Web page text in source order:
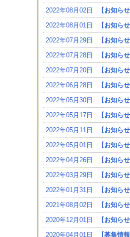
2022年08月02日
【お知ら
2022年08月01日
【お知ら
2022年07月29日
【お知ら
2022年07月28日
【お知ら
2022年07月20日
【お知ら
2022年06月28日
【お知ら
2022年05月30日
【お知ら
2022年05月17日
【お知ら
2022年05月11日
【お知ら
2022年05月01日
【お知ら
2022年04月26日
【お知ら
2022年03月29日
【お知ら
2022年01月31日
【お知ら
2021年08月02日
【お知ら
2020年12月01日
【お知ら
2020年04月01日
【募集情